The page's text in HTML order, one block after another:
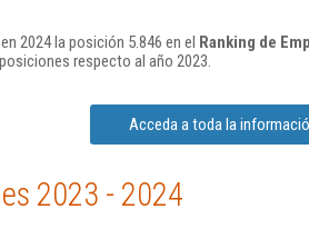
2024 la posición 5.846 en el Ranking de
respecto al año 2023.
Acceda a toda la
2023 - 2024